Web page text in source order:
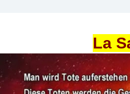
La